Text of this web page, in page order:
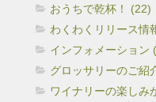
おうちで乾杯！ (22)
わくわくリリース情
インフォメーション
グロッサリーのご紹
ワイナリーの楽しみ